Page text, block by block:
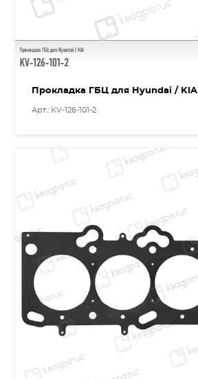
Прокладка ГБЦ для Hyundai / KIA
Арт.: KV-126-101-2